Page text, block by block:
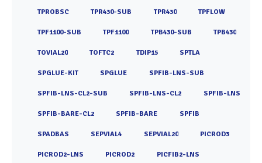
TPROBSC TPR430-SUB TPR430 TPFLOW
TPF1100-SUB TPF1100 TPB430-SUB TPB430
TOVIAL20 TOFTC2 TDIP15 SPTLA
SPGLUE-KIT SPGLUE SPFIB-LNS-SUB
SPFIB-LNS-CL2-SUB SPFIB-LNS-CL2 SPFIB-LNS
SPFIB-BARE-CL2 SPFIB-BARE SPFIB
SPADBAS SEPVIAL4 SEPVIAL20 PICROD3
PICROD2-LNS PICROD2 PICFIB2-LNS